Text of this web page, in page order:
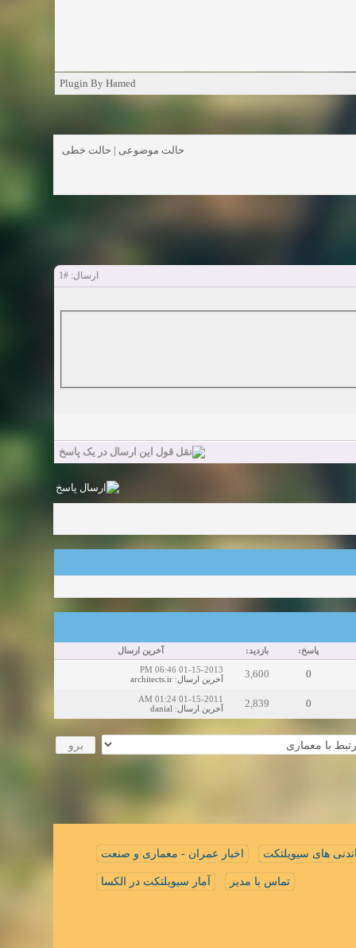
Plugin By Hamed
حالت موضوعی | حالت خطی
ارسال:#1
پاسخ: بازدید: آخرین ارسال
0
3,600
01-15-2013 06:46 PM
آخرین ارسال:
architects.ir
0
2,839
01-15-2011 01:24 AM
آخرین ارسال:
danial
های سیویلتکت اخبار عمران - معماری و صنعت
تماس با مدیر آمار سیویلتکت در الکسا